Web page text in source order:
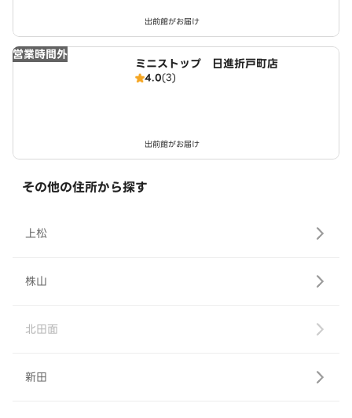
出前館がお届け
営業時間外
ミニストップ 日進折戸町店
4.0(3)
出前館がお届け
その他の住所から探す
上松
株山
北田面
新田